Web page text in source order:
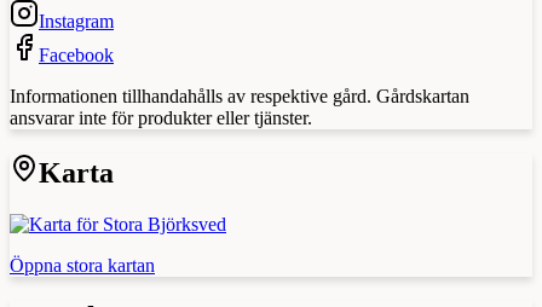
Instagram
Facebook
Informationen tillhandahålls av respektive gård. Gårdskartan
ansvarar inte för produkter eller tjänster.
Karta
Öppna stora kartan